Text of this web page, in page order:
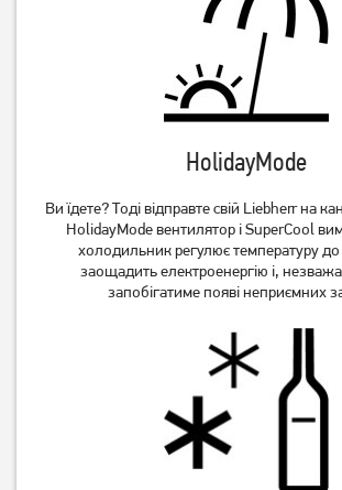
HolidayMode
Ви їдете? Тоді відправте свій Liebherr на
HolidayMode вентилятор і SuperCool
холодильник регулює температуру
заощадить електроенергію і,
запобігатиме появі неприємних